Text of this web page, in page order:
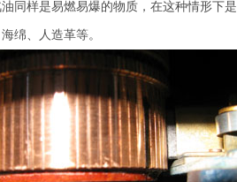
同样是易燃易爆的物质，在这种情形下是
绵、人造革等。